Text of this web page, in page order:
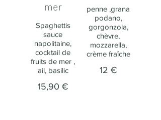
mer
Spaghettis
sauce
napolitaine,
cocktail de
fruits de mer ,
ail, basilic
15,90 €
penne ,grana
podano,
gorgonzola,
chèvre,
mozzarella,
crème fraîche
12 €